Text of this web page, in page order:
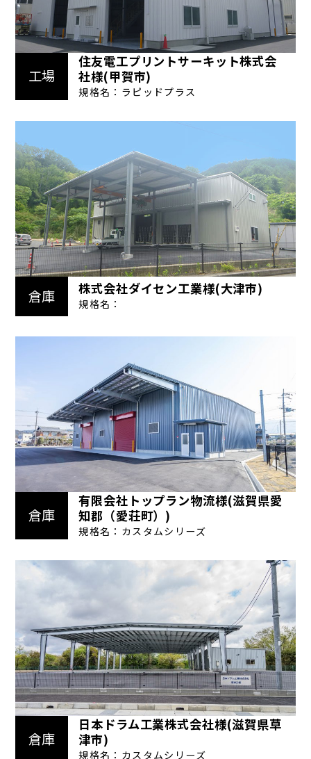
工場
住友電工プリントサーキット株式会
社様(甲賀市)
規格名：ラピッドプラス
倉庫 株式会社ダイセン工業様(大津市)
規格名：
倉庫
有限会社トップラン物流様(滋賀県愛
知郡（愛荘町）)
規格名：カスタムシリーズ
倉庫
日本ドラム工業株式会社様(滋賀県草
津市)
規格名：カスタムシリーズ